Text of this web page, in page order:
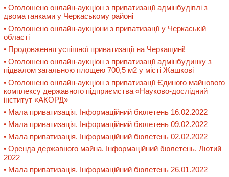
• Оголошено онлайн-аукціон з приватизації адмінбудівлі з
двома ганками у Черкаському районі
• Оголошено онлайн-аукціони з приватизації у Черкаській
області
• Продовження успішної приватизації на Черкащині!
• Оголошено онлайн-аукціон з приватизації адмінбудинку з
підвалом загальною площею 700,5 м2 у місті Жашкові
• Оголошено онлайн-аукціон з приватизації Єдиного майнового
комплексу державного підприємства «Науково-дослідний
інститут «АКОРД»
• Мала приватизація. Інформаційний бюлетень 16.02.2022
• Мала приватизація. Інформаційний бюлетень 09.02.2022
• Мала приватизація. Інформаційний бюлетень 02.02.2022
• Оренда державного майна. Інформаційний бюлетень. Лютий
2022
• Мала приватизація. Інформаційний бюлетень 26.01.2022